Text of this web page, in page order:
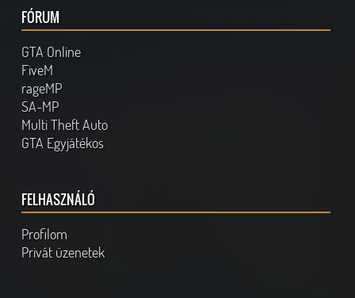
FÓRUM
GTA Online
FiveM
rageMP
SA-MP
Multi Theft Auto
GTA Egyjátékos
FELHASZNÁLÓ
Profilom
Privát üzenetek